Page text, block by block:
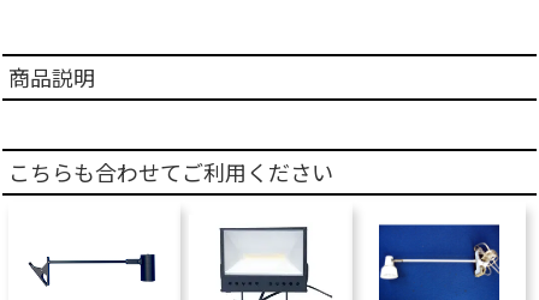
商品説明
こちらも合わせてご利用ください